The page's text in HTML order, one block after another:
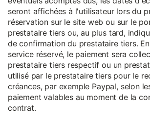
seront affichées à l'utilisateur lors du
réservation sur le site web ou sur le
prestataire tiers ou, au plus tard,
de confirmation du prestataire tiers.
service réservé, le paiement sera
prestataire tiers respectif ou un
utilisé par le prestataire tiers pour le
créances, par exemple Paypal, selon
paiement valables au moment de la
contrat.